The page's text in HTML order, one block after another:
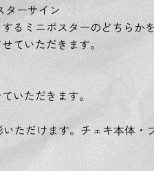
ターサイン
るミニポスターのどちらか
ていただきます。
いただきます。
ただけます。チェキ本体・